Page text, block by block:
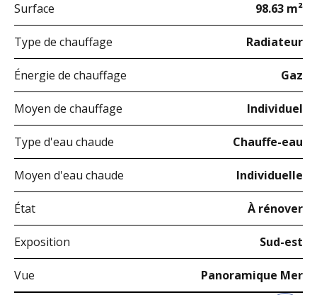
Surface 98.63 m²
Type de chauffage Radiateur
Énergie de chauffage Gaz
Moyen de chauffage Individuel
Type d'eau chaude Chauffe-eau
Moyen d'eau chaude Individuelle
État À rénover
Exposition Sud-est
Vue Panoramique Mer